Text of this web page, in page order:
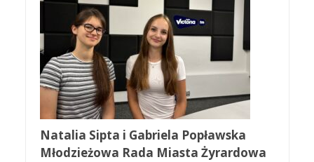
Natalia Sipta i Gabriela Popławska
Młodzieżowa Rada Miasta Żyrardowa